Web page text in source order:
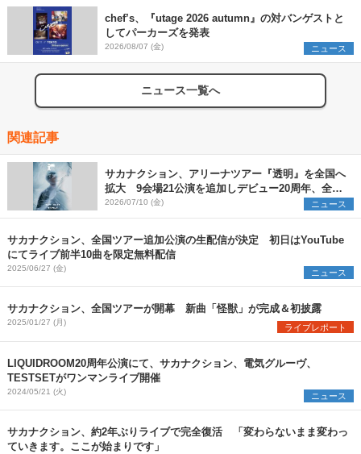
chef’s、『utage 2026 autumn』の対バンゲストと
してパーカーズを発表
2026/08/07 (金) ニュース
ニュース一覧へ
関連記事
サカナクション、アリーナツアー『透明』を全国へ
拡大 9会場21公演を追加しデビュー20周年、全31
公演のツアーに
2026/07/10 (金) ニュース
サカナクション、全国ツアー追加公演の生配信が決定 初日はYouTube
にてライブ前半10曲を限定無料配信
2025/06/27 (金) ニュース
サカナクション、全国ツアーが開幕 新曲「怪獣」が完成＆初披露
2025/01/27 (月) ライブレポート
LIQUIDROOM20周年公演にて、サカナクション、電気グルーヴ、
TESTSETがワンマンライブ開催
2024/05/21 (火) ニュース
サカナクション、約2年ぶりライブで完全復活 「変わらないまま変わっ
ていきます。ここが始まりです」